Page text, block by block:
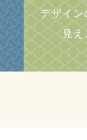
デザイ
見